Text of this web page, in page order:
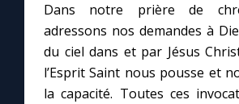
Dans notre prière de
adressons nos demandes à
du ciel dans et par Jésus
l’Esprit Saint nous pousse et
la capacité. Toutes ces